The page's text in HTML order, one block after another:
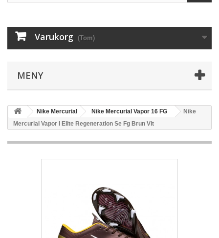
Varukorg (Tom)
MENY
Nike Mercurial Nike Mercurial Vapor 16 FG
Nike
Mercurial Vapor I Elite Regeneration Se Fg Brun Vit